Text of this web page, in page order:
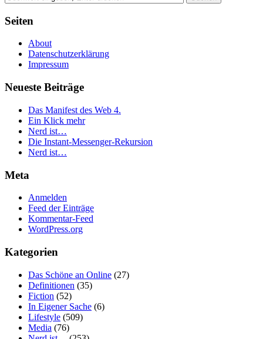
Seiten
About
Datenschutzerklärung
Impressum
Neueste Beiträge
Das Manifest des Web 4.
Ein Klick mehr
Nerd ist…
Die Instant-Messenger-Rekursion
Nerd ist…
Meta
Anmelden
Feed der Einträge
Kommentar-Feed
WordPress.org
Kategorien
Das Schöne an Online (27)
Definitionen (35)
Fiction (52)
In Eigener Sache (6)
Lifestyle (509)
Media (76)